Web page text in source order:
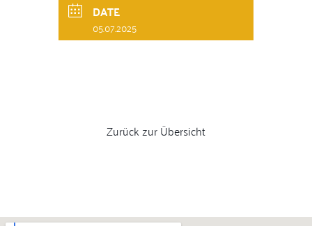
DATE
05.07.2025
Zurück zur Übersicht